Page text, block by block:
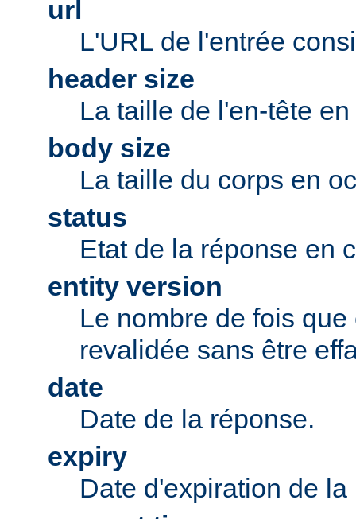
url
L'URL de l'entrée
header size
La taille de l'en-tête
body size
La taille du corps en
status
Etat de la réponse en
entity version
Le nombre de fois
revalidée sans être
date
Date de la réponse.
expiry
Date d'expiration de la